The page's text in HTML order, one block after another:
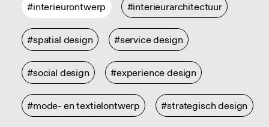
#interieurontwerp #interieurarchitectuur
#spatial design #service design
#social design #experience design
#mode- en textielontwerp #strategisch design